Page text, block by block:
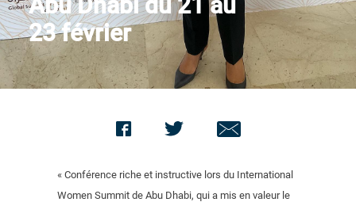
23 février
« Conférence riche et instructive lors du International
Women Summit de Abu Dhabi, qui a mis en valeur le